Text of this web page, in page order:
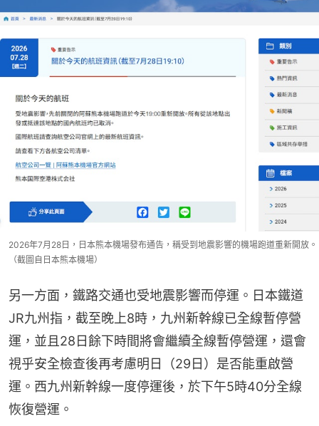
2026年7月28日，日本熊本機場發布通告，稱受到地震影響的機場跑道重新開放。
（截圖自日本熊本機場）
另一方面，鐵路交通也受地震影響而停運。日本鐵道
JR九州指，截至晚上8時，九州新幹線已全線暫停營
運，並且28日餘下時間將會繼續全線暫停營運，還會
視乎安全檢查後再考慮明日（29日）是否能重啟營
運。西九州新幹線一度停運後，於下午5時40分全線
恢復營運。